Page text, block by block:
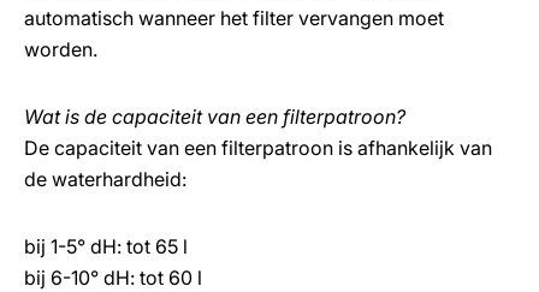
automatisch wanneer het filter vervangen moet
worden.
Wat is de capaciteit van een filterpatroon?
De capaciteit van een filterpatroon is afhankelijk van
de waterhardheid:
bij 1-5° dH: tot 65 l
bij 6-10° dH: tot 60 l